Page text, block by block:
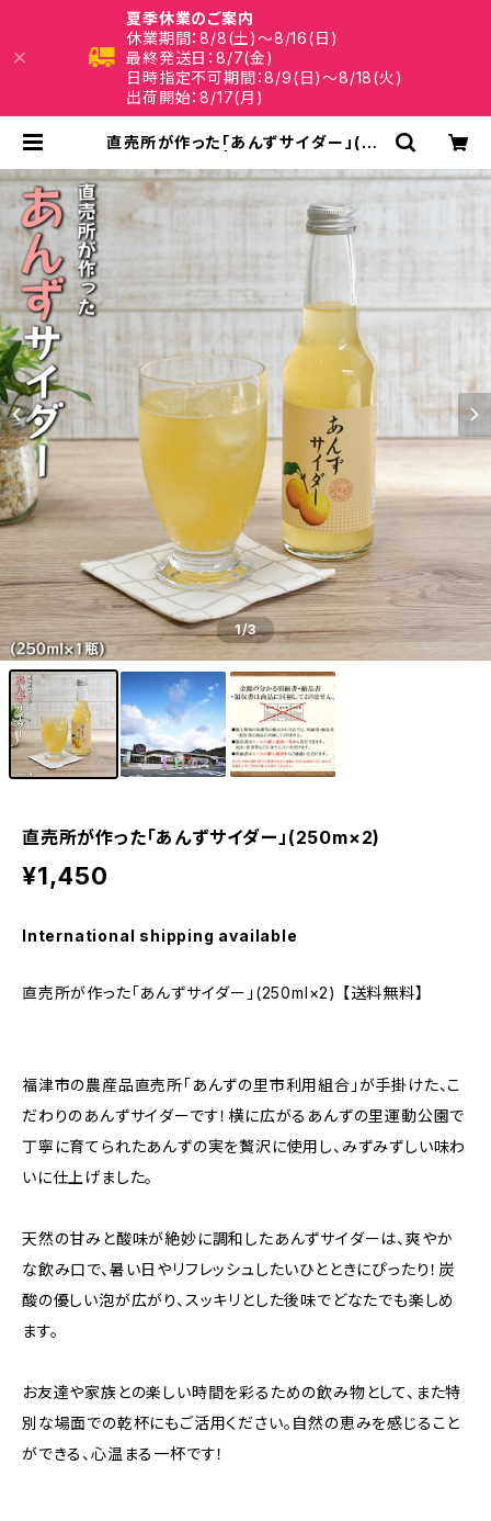
夏季休業のご案内
休業期間：8/8(土)～8/16(日)
最終発送日：8/7(金)
日時指定不可期間：8/9(日)～8/18(火)
出荷開始：8/17(月)
直売所が作った「あんずサイダー」(25
1/3
直売所が作った「あんずサイダー」(250m×2)
¥1,450
International shipping available
直売所が作った「あんずサイダー」(250ml×2) 【送料無料】
福津市の農産品直売所「あんずの里市利用組合」が手掛けた、こ
だわりのあんずサイダーです！横に広がるあんずの里運動公園で
丁寧に育てられたあんずの実を贅沢に使用し、みずみずしい味わ
いに仕上げました。
天然の甘みと酸味が絶妙に調和したあんずサイダーは、爽やか
な飲み口で、暑い日やリフレッシュしたいひとときにぴったり！炭
酸の優しい泡が広がり、スッキリとした後味でどなたでも楽しめ
ます。
お友達や家族との楽しい時間を彩るための飲み物として、また特
別な場面での乾杯にもご活用ください。自然の恵みを感じること
ができる、心温まる一杯です！